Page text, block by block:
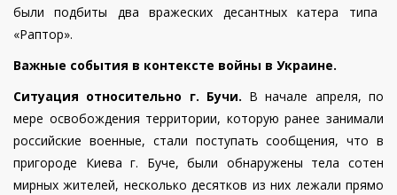
былиподбиты два вражеских десантных катера типа
«Раптор».
Важные события в контексте войны в Украине.
Ситуация относительно г. Бучи. В начале апреля, по
мере освобождения территории, которую ранее занимали
российские военные, стали поступать сообщения, что в
пригороде Киева г. Буче, были обнаружены тела сотен
мирных жителей, несколько десятков из них лежали прямо